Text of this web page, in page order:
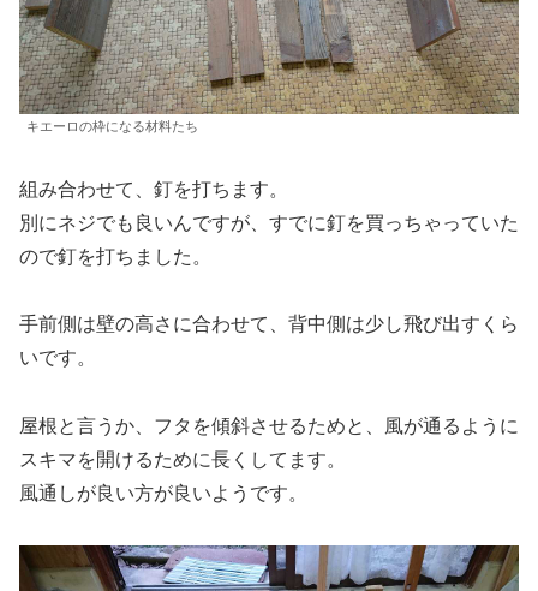
キエーロの枠になる材料たち
組み合わせて、釘を打ちます。
別にネジでも良いんですが、すでに釘を買っちゃっていた
ので釘を打ちました。
手前側は壁の高さに合わせて、背中側は少し飛び出すくら
いです。
屋根と言うか、フタを傾斜させるためと、風が通るように
スキマを開けるために長くしてます。
風通しが良い方が良いようです。